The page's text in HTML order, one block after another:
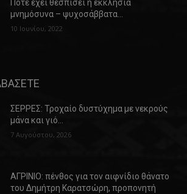
Πότε έχει θεσπίσει η εκκλησία
μνημόσυνα – ψυχοσάββατα…
10 Ιουνίου, 2022
ΣΕΡΡΕΣ: Τροχαίο δυστύχημα με νεκρούς
μάνα και γιό…
7 Αυγούστου, 2026
ΑΓΡΙΝΙΟ: πένθος για τον αιφνίδιο θάνατο
του Δημήτρη Καρατσώρη, προπονητή